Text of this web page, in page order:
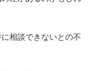
相談できないとの不